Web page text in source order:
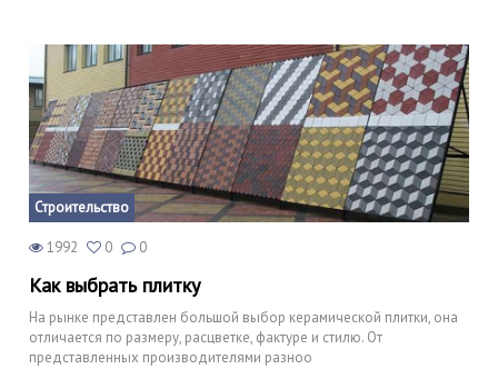
Строительство
1992 0 0
Как выбрать плитку
На рынке представлен большой выбор керамической плитки, она
отличается по размеру, расцветке, фактуре и стилю. От
представленных производителями разноо